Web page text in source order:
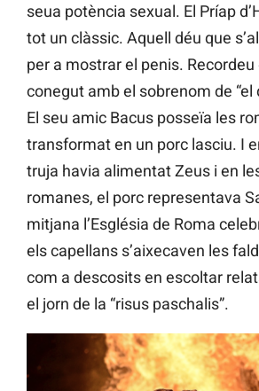
seua potència sexual. El Príap
tot un clàssic. Aquell déu que
per a mostrar el penis. Recordeu
conegut amb el sobrenom de “el
El seu amic Bacus posseïa les
transformat en un porc lasciu. I
truja havia alimentat Zeus i en
romanes, el porc representava
mitjana l’Església de Roma
els capellans s’aixecaven les
com a descosits en escoltar
el jorn de la “risus paschalis”.